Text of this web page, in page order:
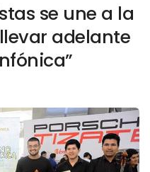
se une a la
adelante